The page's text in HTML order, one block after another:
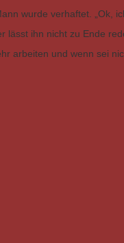
wurde verhaftet. „Ok,
lässt ihn nicht zu Ende
arbeiten und wenn sei